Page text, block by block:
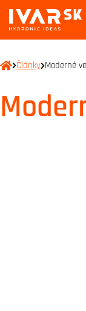
Články Moderné